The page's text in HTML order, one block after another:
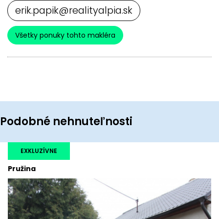
erik.papik@realityalpia.sk
Všetky ponuky tohto makléra
Podobné nehnuteľnosti
Pružina
EXKLUZÍVNE